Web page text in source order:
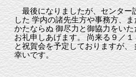
最後になりましたが、センター
した 学内の諸先生方や事務方、
かたならぬ 御尽力と御協力をい
お礼申しあげます。 尚来る９／
と祝賀会を予定しておりますが
幸いです。